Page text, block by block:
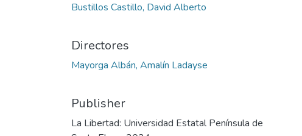
Bustillos Castillo, David Alberto
Directores
Mayorga Albán, Amalín Ladayse
Publisher
La Libertad: Universidad Estatal Península de